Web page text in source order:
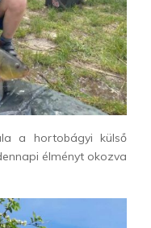
a hortobágyi külső
élményt okozva